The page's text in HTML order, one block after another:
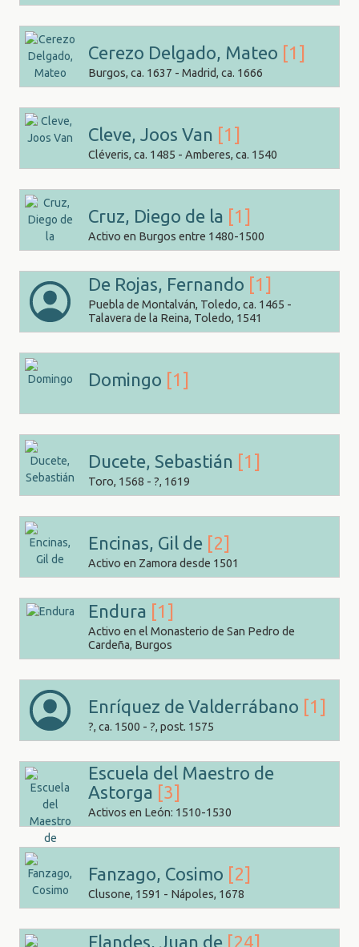
Cerezo Delgado, Mateo [1]
Burgos, ca. 1637 - Madrid, ca. 1666
Cleve, Joos Van [1]
Cléveris, ca. 1485 - Amberes, ca. 1540
Cruz, Diego de la [1]
Activo en Burgos entre 1480-1500
De Rojas, Fernando [1]
Puebla de Montalván, Toledo, ca. 1465 -
Talavera de la Reina, Toledo, 1541
Domingo [1]
Ducete, Sebastián [1]
Toro, 1568 - ?, 1619
Encinas, Gil de [2]
Activo en Zamora desde 1501
Endura [1]
Activo en el Monasterio de San Pedro de
Cardeña, Burgos
Enríquez de Valderrábano [1]
?, ca. 1500 - ?, post. 1575
Escuela del Maestro de
Astorga [3]
Activos en León: 1510-1530
Fanzago, Cosimo [2]
Clusone, 1591 - Nápoles, 1678
Flandes, Juan de [24]